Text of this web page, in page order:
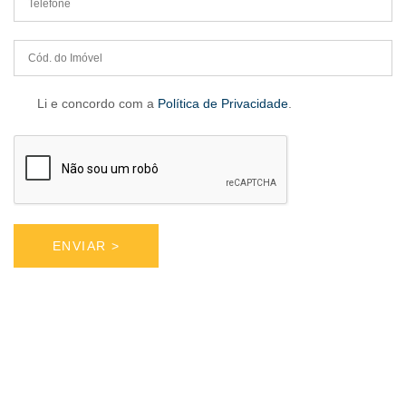
Li e concordo com a Política de Privacidade